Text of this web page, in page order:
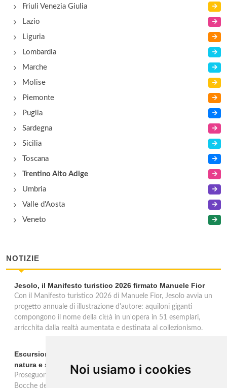
Noi usiamo i cookies
Friuli Venezia Giulia
Lazio
Liguria
Lombardia
Marche
Molise
Piemonte
Puglia
Sardegna
Sicilia
Toscana
Trentino Alto Adige
Umbria
Valle d'Aosta
Veneto
NOTIZIE
Jesolo, il Manifesto turistico 2026 firmato Manuele Fior
Con il Manifesto turistico 2026 di Manuele Fior, Jesolo avvia un
progetto annuale di illustrazione d'autore: aquiloni giganti
compongono il nome della città in un'opera in 51 esemplari,
arricchita dalla realtà aumentata e destinata al collezionismo.
Escursioni in barca alle Bocche del Timavo: viaggio tra
natura e storia nel Golfo di Trieste
Proseguono fino al 15 settembre le escursioni in barca "Duino-
Bocche del Timavo" con partenza ogni lunedì, mercoledì e sabato.